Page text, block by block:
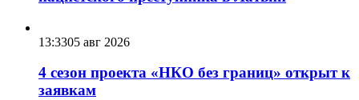
13:3305 авг 2026
4 сезон проекта «НКО без границ» открыт к
заявкам